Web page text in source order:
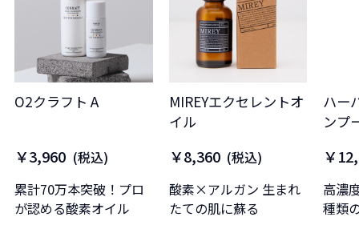
O2クラフト A
￥3,960 (税込)
累計70万本突破！プロ
が認める酸素オイル
MIREYエクセレントオ
イル
￥8,360 (税込)
酸素×アルガン 生まれ
たての肌に蘇る
ハー
ンプ
￥
高濃
種類